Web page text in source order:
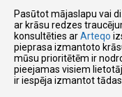
Pasūtot mājaslapu vai
ar krāsu redzes
konsultēties arArteqo
pieprasa izmantoto
mūsu prioritētēm ir
pieejamas visiem
ir iespēja izmantot